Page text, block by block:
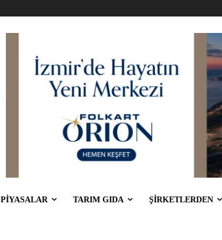
PİYASALAR TARIM GIDA ŞİRKETLERDEN